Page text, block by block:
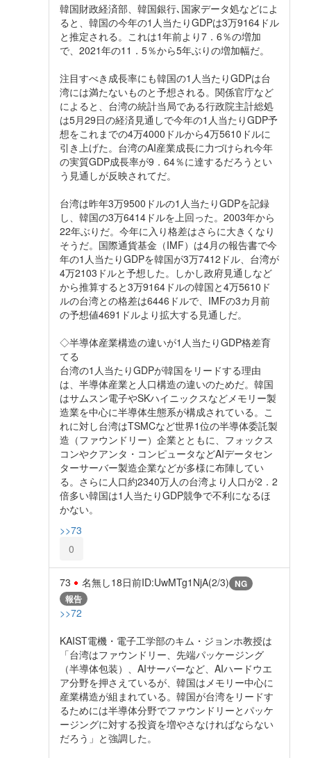
韓国財政経済部、韓国銀行､国家データ処などによ
ると、韓国の今年の1人当たりGDPは3万9164ドル
と推定される。これは1年前より7．6％の増加
で、2021年の11．5％から5年ぶりの増加幅だ。
注目すべき成長率にも韓国の1人当たりGDPは台
湾には満たないものと予想される。関係官庁など
によると、台湾の統計当局である行政院主計総処
は5月29日の経済見通しで今年の1人当たりGDP予
想をこれまでの4万4000ドルから4万5610ドルに
引き上げた。台湾のAI産業成長に力づけられ今年
の実質GDP成長率が9．64％に達するだろうとい
う見通しが反映されてだ。
台湾は昨年3万9500ドルの1人当たりGDPを記録
し、韓国の3万6414ドルを上回った。2003年から
22年ぶりだ。今年に入り格差はさらに大きくなり
そうだ。国際通貨基金（IMF）は4月の報告書で今
年の1人当たりGDPを韓国が3万7412ドル、台湾が
4万2103ドルと予想した。しかし政府見通しなど
から推算すると3万9164ドルの韓国と4万5610ド
ルの台湾との格差は6446ドルで、IMFの3カ月前
の予想値4691ドルより拡大する見通しだ。
◇半導体産業構造の違いが1人当たりGDP格差育
てる
台湾の1人当たりGDPが韓国をリードする理由
は、半導体産業と人口構造の違いのためだ。韓国
はサムスン電子やSKハイニックスなどメモリー製
造業を中心に半導体生態系が構成されている。こ
れに対し台湾はTSMCなど世界1位の半導体委託製
造（ファウンドリー）企業とともに、フォックス
コンやクアンタ・コンピュータなどAIデータセン
ターサーバー製造企業などが多様に布陣してい
る。さらに人口約2340万人の台湾より人口が2．2
倍多い韓国は1人当たりGDP競争で不利になるほ
かない。
>>73
0
73 名無し18日前ID:UwMTg1NjA(2/3) NG
報告
>>72
KAIST電機・電子工学部のキム・ジョンホ教授は
「台湾はファウンドリー、先端パッケージング
（半導体包装）、AIサーバーなど、AIハードウエ
ア分野を押さえているが、韓国はメモリー中心に
産業構造が組まれている。韓国が台湾をリードす
るためには半導体分野でファウンドリーとパッケ
ージングに対する投資を増やさなければならない
だろう」と強調した。